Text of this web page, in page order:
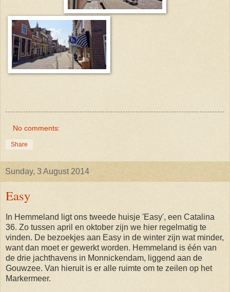
No comments:
Share
Sunday, 3 August 2014
Easy
In Hemmeland ligt ons tweede huisje 'Easy', een Catalina
36. Zo tussen april en oktober zijn we hier regelmatig te
vinden. De bezoekjes aan Easy in de winter zijn wat minder,
want dan moet er gewerkt worden. Hemmeland is één van
de drie jachthavens in Monnickendam, liggend aan de
Gouwzee. Van hieruit is er alle ruimte om te zeilen op het
Markermeer.